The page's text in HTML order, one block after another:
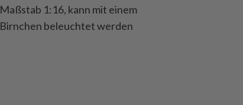
Maßstab 1:16, kann mit einem
Birnchen beleuchtet werden